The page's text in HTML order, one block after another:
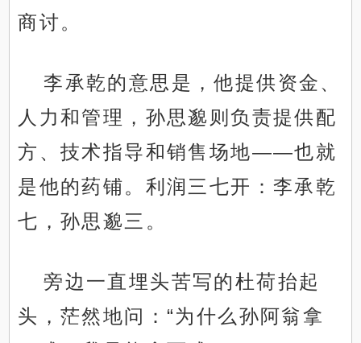
商讨。
李承乾的意思是，他提供资金、
人力和管理，孙思邈则负责提供配
方、技术指导和销售场地——也就
是他的药铺。利润三七开：李承乾
七，孙思邈三。
旁边一直埋头苦写的杜荷抬起
头，茫然地问：“为什么孙阿翁拿